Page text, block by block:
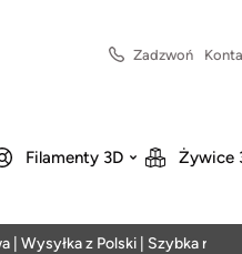
Zadzwoń
Filamenty 3D Żywice
z Polski | Szybka realizacja